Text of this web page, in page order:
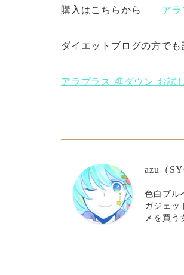
購入はこちらから ア
ダイエットブログの方で
アラプラス 糖ダウン お試
azu（
色白ブル
ガジェッ
メを買う